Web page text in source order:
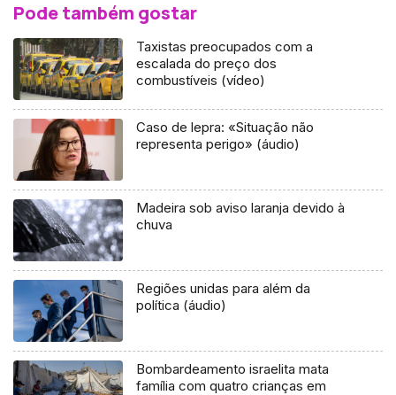
Pode também gostar
Taxistas preocupados com a
escalada do preço dos
combustíveis (vídeo)
Caso de lepra: «Situação não
representa perigo» (áudio)
Madeira sob aviso laranja devido à
chuva
Regiões unidas para além da
política (áudio)
Bombardeamento israelita mata
família com quatro crianças em